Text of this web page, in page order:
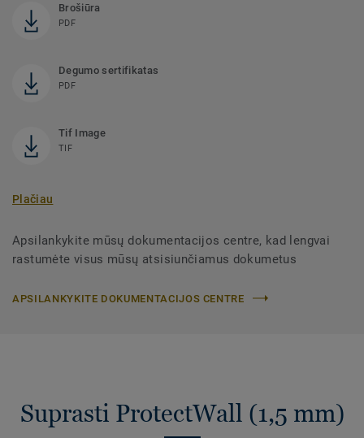
Brošiūra
PDF
Degumo sertifikatas
PDF
Tif Image
TIF
Plačiau
Apsilankykite mūsų dokumentacijos centre, kad lengvai
rastumėte visus mūsų atsisiunčiamus dokumetus
APSILANKYKITE DOKUMENTACIJOS CENTRE
Suprasti ProtectWall (1,5 mm)